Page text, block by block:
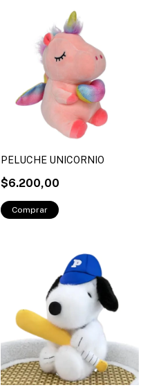
PELUCHE UNICORNIO
$6.200,00